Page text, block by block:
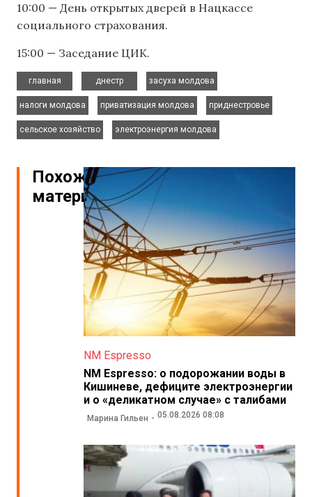
10:00 — День открытых дверей в Нацкассе
социального страхования.
15:00 — Заседание ЦИК.
главная
днестр
засуха молдова
налоги молдова
приватизация молдова
приднестровье
сельское хозяйство
электроэнергия молдова
Похожие
материалы
NM Espresso
NM Espresso: о подорожании воды в
Кишиневе, дефиците электроэнергии
и о «деликатном случае» с талибами
Марина Гильен 05.08.2026 08:08